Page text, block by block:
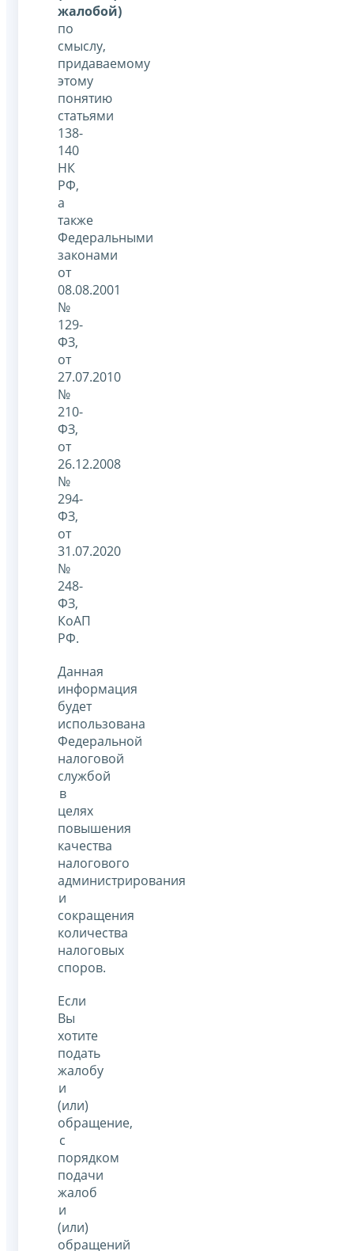
жалобой)
по
смыслу,
придаваемому
этому
понятию
статьями
138-
140
НК
РФ,
а
также
Федеральными
законами
от
08.08.2001
№
129-
ФЗ,
от
27.07.2010
№
210-
ФЗ,
от
26.12.2008
№
294-
ФЗ,
от
31.07.2020
№
248-
ФЗ,
КоАП
РФ.
Данная
информация
будет
использована
Федеральной
налоговой
службой
в
целях
повышения
качества
налогового
администрирования
и
сокращения
количества
налоговых
споров.
Если
Вы
хотите
подать
жалобу
и
(или)
обращение,
с
порядком
подачи
жалоб
и
(или)
обращений